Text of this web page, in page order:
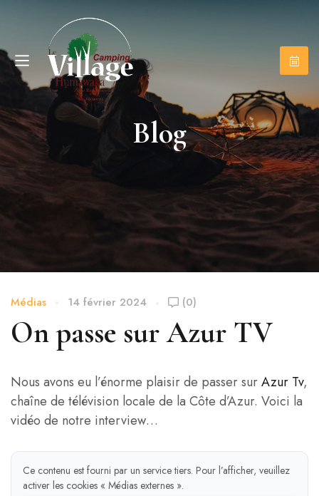
Blog
Médias 14 février 2024 (0)
On passe sur Azur TV
Nous avons eu l’énorme plaisir de passer surAzur Tv,
chaîne de télévision locale de la Côte d’Azur. Voici la
vidéo de notre interview…
Ce contenu est fourni par un service tiers. Pour l’afficher, veuillez
activer les cookies « Médias externes ».